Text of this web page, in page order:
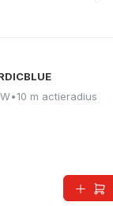
•10 m actieradius